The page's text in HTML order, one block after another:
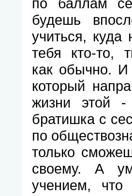
будешь
учиться,
тебя кто-то,
как обычно.
который
жизни этой -
братишка с
по
только
своему. А
учением,